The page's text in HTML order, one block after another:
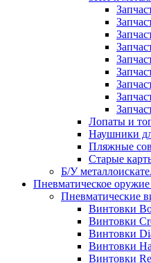
Лопаты и
Наушники
Пляжные
Старые
Б/У
Пневматическое
Пневматические
Винтовки
Винтовки
Винтовки
Винтовки
Винтовки